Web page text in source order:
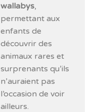
wallabys,
permettant aux
enfants de
découvrir des
animaux rares et
surprenants qu’ils
n’auraient pas
l’occasion de voir
ailleurs.